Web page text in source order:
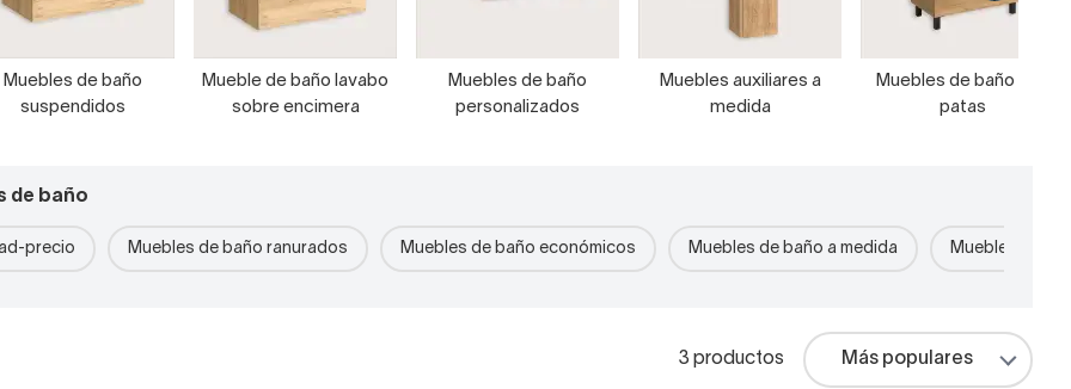
Muebles de baño
suspendidos
Mueble de baño lavabo
sobre encimera
Muebles de baño
personalizados
Muebles auxiliares a
medida
Muebles de baño con
patas
de baño
precio Muebles de baño ranurados Muebles de baño económicos Muebles de baño a medida Muebles de
3 productos